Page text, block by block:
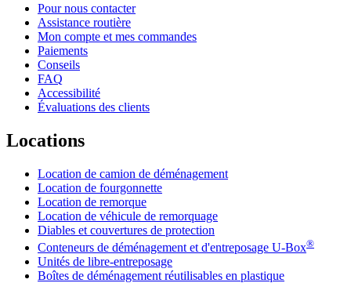
Pour nous contacter
Assistance routière
Mon compte et mes commandes
Paiements
Conseils
FAQ
Accessibilité
Évaluations des clients
Locations
Location de camion de déménagement
Location de fourgonnette
Location de remorque
Location de véhicule de remorquage
Diables et couvertures de protection
Conteneurs de déménagement et d'entreposage U-Box®
Unités de libre-entreposage
Boîtes de déménagement réutilisables en plastique